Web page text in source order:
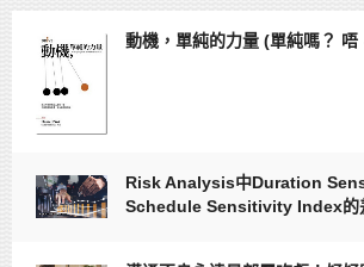
動機，單純的力量 (單純嗎？
Risk Analysis中Duration
Schedule Sensitivity Index的